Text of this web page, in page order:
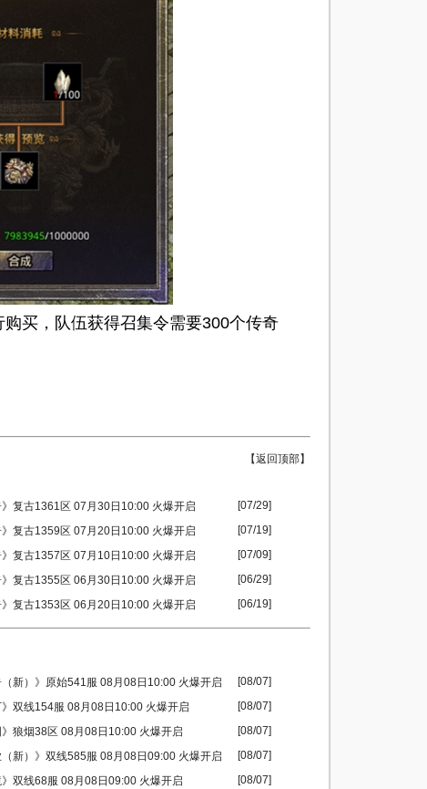
买，队伍获得召集令需要300个传奇
【返回顶部】
》复古1361区 07月30日10:00 火爆开启
[07/29]
》复古1359区 07月20日10:00 火爆开启
[07/19]
》复古1357区 07月10日10:00 火爆开启
[07/09]
》复古1355区 06月30日10:00 火爆开启
[06/29]
》复古1353区 06月20日10:00 火爆开启 [06/19]
（新）》原始541服 08月08日10:00 火爆开启
[08/07]
》双线154服 08月08日10:00 火爆开启
[08/07]
》狼烟38区 08月08日10:00 火爆开启
[08/07]
（新）》双线585服 08月08日09:00 火爆开启
[08/07]
》双线68服 08月08日09:00 火爆开启 [08/07]